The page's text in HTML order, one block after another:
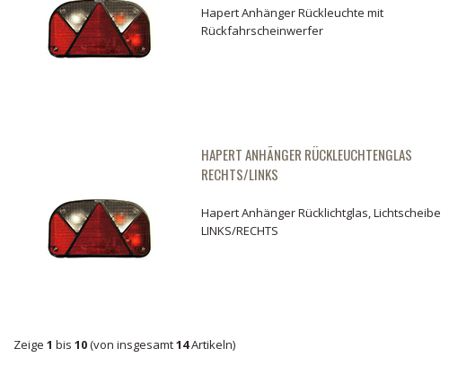
Hapert Anhänger Rückleuchte mit
Rückfahrscheinwerfer
HAPERT ANHÄNGER RÜCKLEUCHTENGLAS
RECHTS/LINKS
Hapert Anhänger Rücklichtglas, Lichtscheibe
LINKS/RECHTS
Zeige 1 bis 10(von insgesamt14Artikeln)